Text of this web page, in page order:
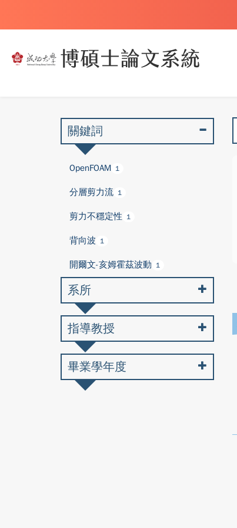
關鍵詞
OpenFOAM 1
分層剪力流 1
剪力不穩定性 1
背向波 1
開爾文-亥姆霍茲波動 1
系所
指導教授
畢業學年度